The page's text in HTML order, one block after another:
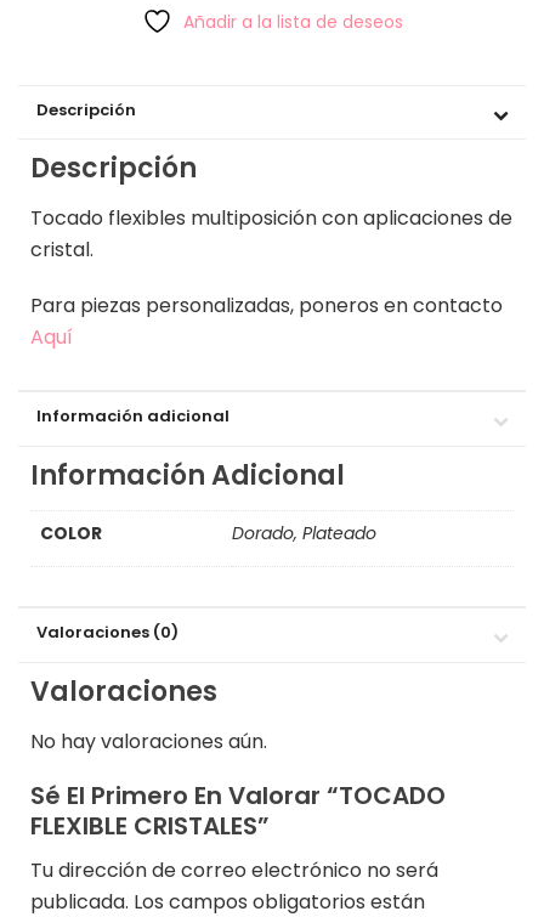
Añadir a la lista de deseos
Descripción
Descripción
Tocado flexibles multiposición con aplicaciones de
cristal.
Para piezas personalizadas, poneros en contacto
Aquí
Información adicional
Información Adicional
COLOR Dorado, Plateado
Valoraciones (0)
Valoraciones
No hay valoraciones aún.
Sé El Primero En Valorar “TOCADO
FLEXIBLE CRISTALES”
Tu dirección de correo electrónico no será
publicada. Los campos obligatorios están